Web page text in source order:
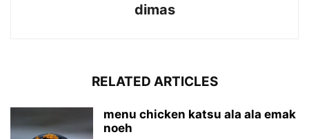
dimas
RELATED ARTICLES
menu chicken katsu ala ala emak
noeh